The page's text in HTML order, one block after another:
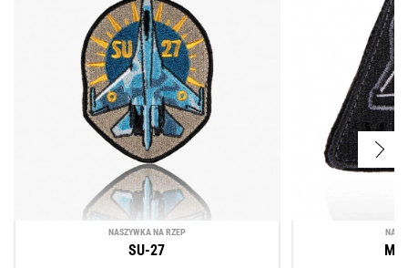
NASZYWKA NA RZEP
SU-27